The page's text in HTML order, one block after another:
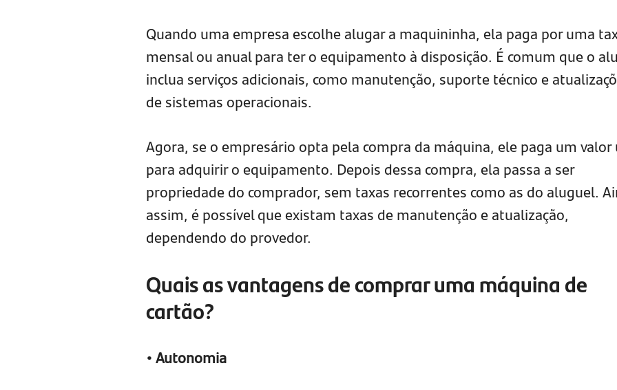
Quando uma empresa escolhe alugar a maquininha, ela paga por uma
mensal ou anual para ter o equipamento à disposição. É comum que o
inclua serviços adicionais, como manutenção, suporte técnico e
de sistemas operacionais.
Agora, se o empresário opta pela compra da máquina, ele paga um valor
para adquirir o equipamento. Depois dessa compra, ela passa a ser
propriedade do comprador, sem taxas recorrentes como as do aluguel.
assim, é possível que existam taxas de manutenção e atualização,
dependendo do provedor.
Quais as vantagens de comprar uma máquina de
cartão?
• Autonomia